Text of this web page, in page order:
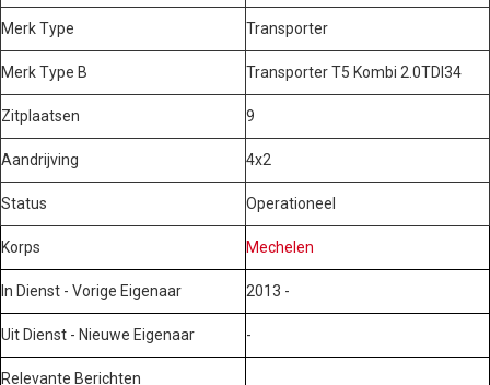
Merk Type Transporter
Merk Type B Transporter T5 Kombi 2.0TDI34
Zitplaatsen 9
Aandrijving 4x2
Status Operationeel
Korps Mechelen
In Dienst - Vorige Eigenaar 2013 -
Uit Dienst - Nieuwe Eigenaar -
Relevante Berichten